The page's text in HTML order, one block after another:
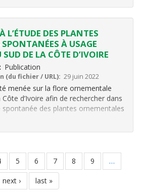
DES PLANTES
À USAGE
DE LA CÔTE D’IVOIRE
Publication
(du fichier / URL) 29 juin 2022
menée sur la flore ornementale
d’Ivoire afin de rechercher dans
des plantes ornementales
les valoriser et permettre leur
page
5 page
6 page
7 page
8 page
9 …
page
suivante
next ›
dernière
page
last »